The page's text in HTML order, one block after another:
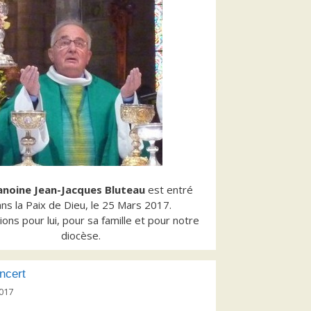
Jean-Jacques Bluteauest entré
la Paix de Dieu, le 25 Mars 2017.
pour lui, pour sa famille et pour notre
diocèse.